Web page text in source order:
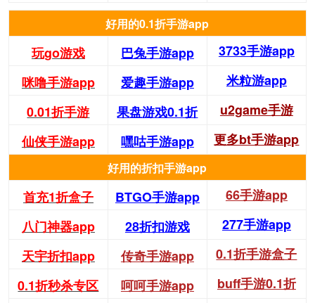
好用的0.1折手游app
玩go游戏 巴兔手游app
3733手游app
咪噜手游app
爱趣手游app
米粒游app
0.01折手游
果盘游戏0.1折
u2game手游
仙侠手游app
嘿咕手游app 更多bt手游app
好用的折扣手游app
首充1折盒子 BTGO手游app
66手游app
八门神器app
28折扣游戏
277手游app
天宇折扣app
传奇手游app
0.1折手游盒子
0.1折秒杀专区
呵呵手游app
buff手游0.1折